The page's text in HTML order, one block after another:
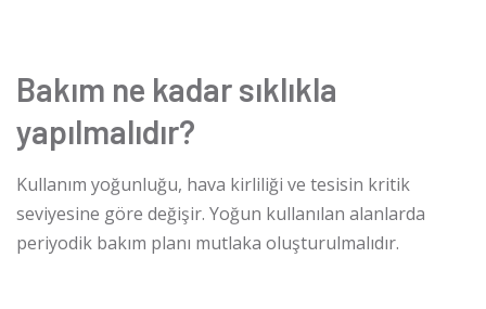
Bakım ne kadar sıklıkla
yapılmalıdır?
Kullanım yoğunluğu, hava kirliliği ve tesisin kritik
seviyesine göre değişir. Yoğun kullanılan alanlarda
periyodik bakım planı mutlaka oluşturulmalıdır.